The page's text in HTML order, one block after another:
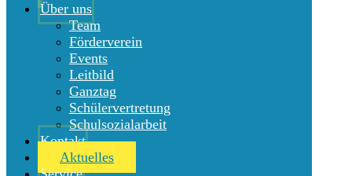
Über uns
Team
Förderverein
Events
Leitbild
Ganztag
Schülervertretung
Schulsozialarbeit
Kontakt
Aktuelles